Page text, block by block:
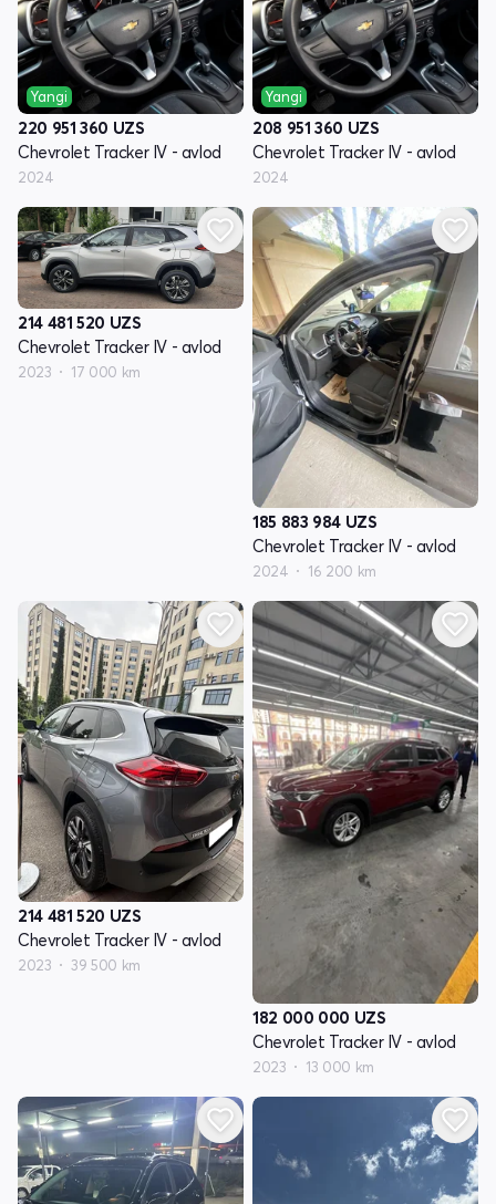
Yangi
220 951 360 UZS
Chevrolet Tracker IV - avlod
2024
Yangi
208 951 360 UZS
Chevrolet Tracker IV - avlod
2024
214 481 520 UZS
Chevrolet Tracker IV - avlod
2023 17 000 km
185 883 984 UZS
Chevrolet Tracker IV - avlod
2024 16 200 km
214 481 520 UZS
Chevrolet Tracker IV - avlod
2023 39 500 km
182 000 000 UZS
Chevrolet Tracker IV - avlod
2023 13 000 km